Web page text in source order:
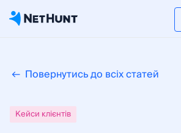
Повернутись до всіх статей
Кейси клієнтів